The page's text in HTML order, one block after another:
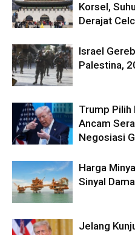
Korsel,
Derajat
Israel
Palestina,
Trump Pilih
Ancam
Negosiasi
Harga
Sinyal
Jelang